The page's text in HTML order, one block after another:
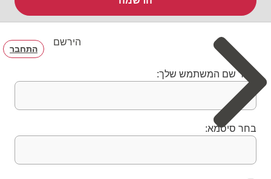
הירשם
התחבר
בחר שם המשתמש שלך:
בחר סיסמא: